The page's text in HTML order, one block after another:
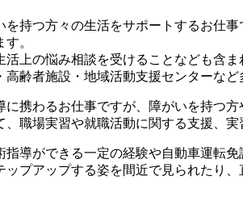
持つ方々の生活をサポートするお仕
。
上の悩み相談を受けることなども含ま
齢者施設・地域活動支援センターなど
携わるお仕事ですが、障がいを持つ
職場実習や就職活動に関する支援、
導ができる一定の経験や自動車運転
プアップする姿を間近で見られたり